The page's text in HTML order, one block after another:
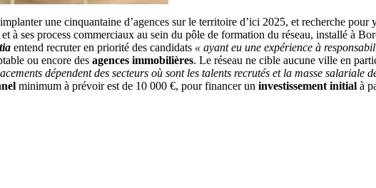
une cinquantaine d’agences sur le territoire d’ici 2025, et recherche pour
à ses process commerciaux au sein du pôle de formation du réseau, installé à
entend recruter en priorité des candidats « ayant eu une expérience à
ou encore des agences immobilières. Le réseau ne cible aucune ville en
dépendent des secteurs où sont les talents recrutés et la masse
minimum à prévoir est de 10 000 €, pour financer un investissement initial à